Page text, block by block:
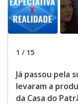
1 / 15
Já passou pela
levaram a
da Casa do